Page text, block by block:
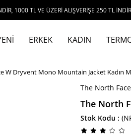
VE ÜZERİ ALIŞVERİŞE 250 TL İNDİRİM KAZAN!
ERKEK KADIN
W Dryvent Mono Mountain Jacket Kadın
The North Face
The North
Stok Kodu